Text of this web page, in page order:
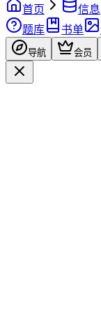
首页 信息
题库
书单
导航 会员